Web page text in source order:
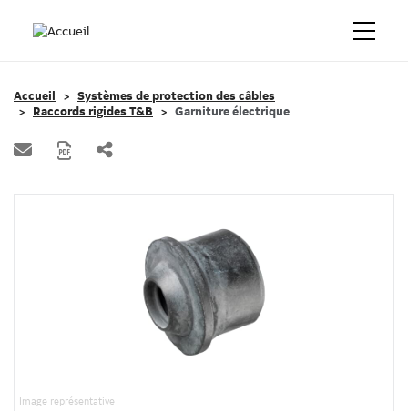
Accueil
Systèmes de protection des câbles
Raccords rigides T&B
Garniture électrique
Image représentative